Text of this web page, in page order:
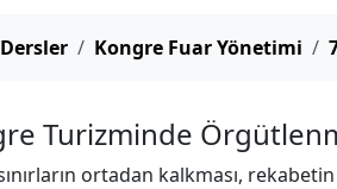
Dersler Kongre Fuar Yönetimi
Turizminde
ortadan kalkması,